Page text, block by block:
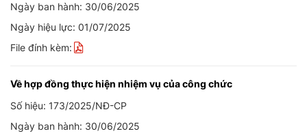
Ngày ban hành: 30/06/2025
Ngày hiệu lực: 01/07/2025
File đính kèm:
Về hợp đồng thực hiện nhiệm vụ của công chức
Số hiệu: 173/2025/NĐ-CP
Ngày ban hành: 30/06/2025